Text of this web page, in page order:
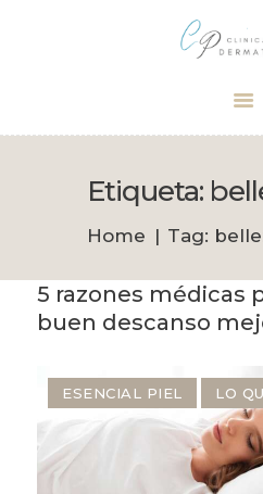
Etiqueta:
Home Tag:
Tu dermatólogo de
INICIO
CITA
BOUTIQUE
5 razones médicas
buen descanso
ESENCIAL PIEL LO